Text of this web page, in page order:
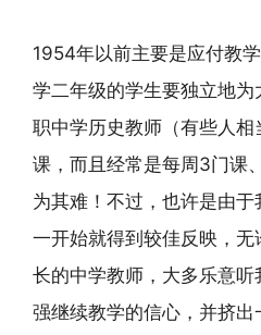
1954年以前主要是应付教
学二年级的学生要独立地
职中学历史教师（有些人
课，而且经常是每周3门课
为其难！不过，也许是由
一开始就得到较佳反映，
长的中学教师，大多乐意
强继续教学的信心，并挤